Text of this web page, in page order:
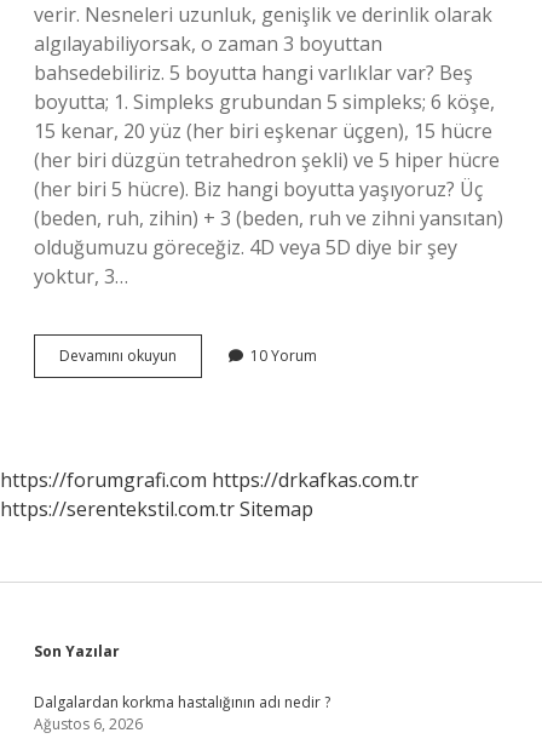
verir. Nesneleri uzunluk, genişlik ve derinlik olarak
algılayabiliyorsak, o zaman 3 boyuttan
bahsedebiliriz. 5 boyutta hangi varlıklar var? Beş
boyutta; 1. Simpleks grubundan 5 simpleks; 6 köşe,
15 kenar, 20 yüz (her biri eşkenar üçgen), 15 hücre
(her biri düzgün tetrahedron şekli) ve 5 hiper hücre
(her biri 5 hücre). Biz hangi boyutta yaşıyoruz? Üç
(beden, ruh, zihin) + 3 (beden, ruh ve zihni yansıtan)
olduğumuzu göreceğiz. 4D veya 5D diye bir şey
yoktur, 3…
Devamını okuyun
Boyutta
10 Yorum
https://forumgrafi.com https://drkafkas.com.tr
https://serentekstil.com.trSitemap
Sidebar
Son Yazılar
Dalgalardan korkma hastalığının adı nedir ?
Ağustos 6, 2026